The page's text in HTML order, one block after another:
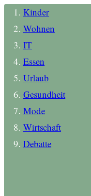
Kinder
Wohnen
IT
Essen
Urlaub
Gesundheit
Mode
Wirtschaft
Debatte